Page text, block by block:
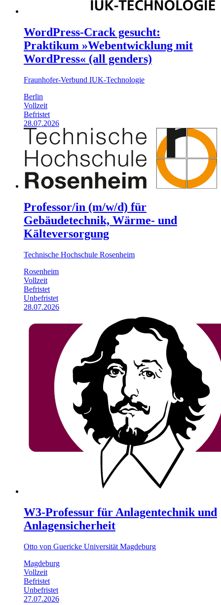
WordPress-Crack gesucht:
Praktikum »Webentwicklung mit
WordPress« (all genders)
Fraunhofer-Verbund IUK-Technologie
Berlin
Vollzeit
Befristet
28.07.2026
Professor/in (m/w/d) für
Gebäudetechnik, Wärme- und
Kälteversorgung
Technische Hochschule Rosenheim
Rosenheim
Vollzeit
Befristet
Unbefristet
28.07.2026
W3-Professur für Anlagentechnik und
Anlagensicherheit
Otto von Guericke Universität Magdeburg
Magdeburg
Vollzeit
Befristet
Unbefristet
27.07.2026